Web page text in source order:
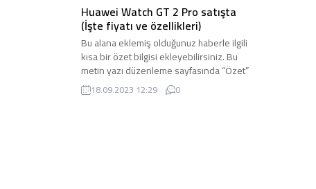
Huawei Watch GT 2 Pro satışta
(İşte fiyatı ve özellikleri)
Bu alana eklemiş olduğunuz haberle ilgili
kısa bir özet bilgisi ekleyebilirsiniz. Bu
metin yazı düzenleme sayfasında “Özet”
bölümünden eklenebilir. Özet eklenmişse
başlık altında kalın olarak bu şekilde
18.09.2023 12:29 0